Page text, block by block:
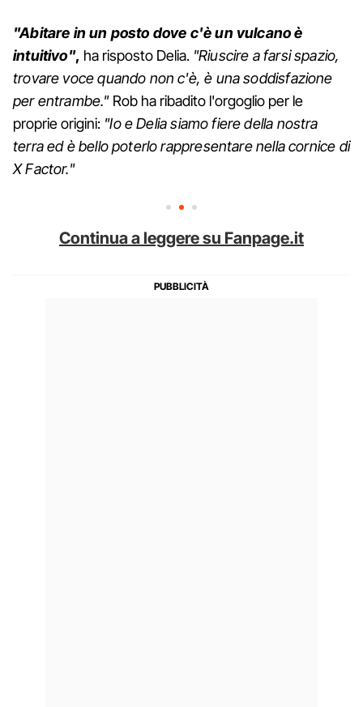
"Abitare in un posto dove c'è un vulcano è
intuitivo", ha risposto Delia. "Riuscire a farsi spazio,
trovare voce quando non c'è, è una soddisfazione
per entrambe." Rob ha ribadito l'orgoglio per le
proprie origini: "Io e Delia siamo fiere della nostra
terra ed è bello poterlo rappresentare nella cornice di
X Factor."
Continua a leggere su Fanpage.it